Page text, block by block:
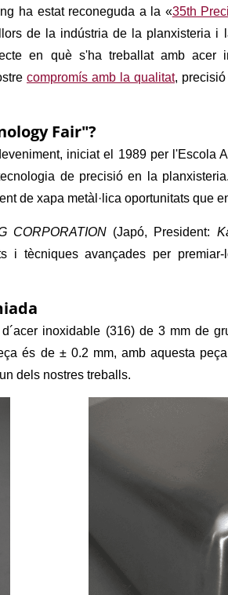
ha estat reconeguda a la «35th
de la indústria de la planxisteria i
en què s'ha treballat ambacer
compromís amb la qualitat,
Fair"?
iniciat el 1989 per l'Escola
de precisió en la
de xapa metàl·lica oportunitats que
CORPORATION (Japó, President:
i tècniques avançades per
d´acer inoxidable (316) de 3 mm de
és de ± 0.2 mm, amb aquesta
dels nostres treballs.